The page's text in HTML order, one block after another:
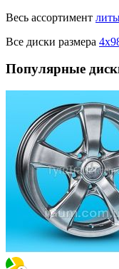
Весь ассортимент
Все диски размера
Популярные